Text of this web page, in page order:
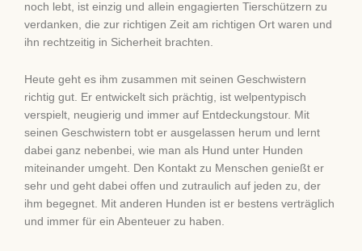
noch lebt, ist einzig und allein engagierten Tierschützern zu
verdanken, die zur richtigen Zeit am richtigen Ort waren und
ihn rechtzeitig in Sicherheit brachten.
Heute geht es ihm zusammen mit seinen Geschwistern
richtig gut. Er entwickelt sich prächtig, ist welpentypisch
verspielt, neugierig und immer auf Entdeckungstour. Mit
seinen Geschwistern tobt er ausgelassen herum und lernt
dabei ganz nebenbei, wie man als Hund unter Hunden
miteinander umgeht. Den Kontakt zu Menschen genießt er
sehr und geht dabei offen und zutraulich auf jeden zu, der
ihm begegnet. Mit anderen Hunden ist er bestens verträglich
und immer für ein Abenteuer zu haben.